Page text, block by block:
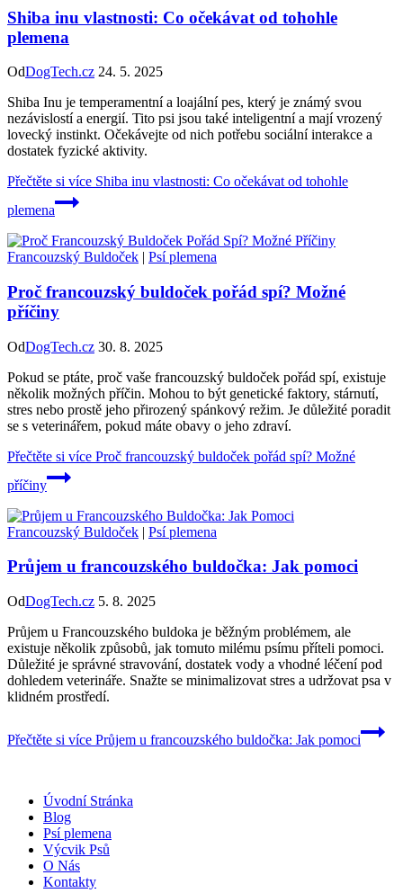
Shiba inu vlastnosti: Co očekávat od tohohle
plemena
OdDogTech.cz 24. 5. 2025
Shiba Inu je temperamentní a loajální pes, který je známý svou
nezávislostí a energií. Tito psi jsou také inteligentní a mají vrozený
lovecký instinkt. Očekávejte od nich potřebu sociální interakce a
dostatek fyzické aktivity.
Přečtěte si více Shiba inu vlastnosti: Co očekávat od tohohle
plemena
Francouzský Buldoček | Psí plemena
Proč francouzský buldoček pořád spí? Možné
příčiny
OdDogTech.cz 30. 8. 2025
Pokud se ptáte, proč vaše francouzský buldoček pořád spí, existuje
několik možných příčin. Mohou to být genetické faktory, stárnutí,
stres nebo prostě jeho přirozený spánkový režim. Je důležité poradit
se s veterinářem, pokud máte obavy o jeho zdraví.
Přečtěte si více Proč francouzský buldoček pořád spí? Možné
příčiny
Francouzský Buldoček | Psí plemena
Průjem u francouzského buldočka: Jak pomoci
OdDogTech.cz 5. 8. 2025
Průjem u Francouzského buldoka je běžným problémem, ale
existuje několik způsobů, jak tomuto milému psímu příteli pomoci.
Důležité je správné stravování, dostatek vody a vhodné léčení pod
dohledem veterináře. Snažte se minimalizovat stres a udržovat psa v
klidném prostředí.
Přečtěte si více Průjem u francouzského buldočka: Jak pomoci
Úvodní Stránka
Blog
Psí plemena
Výcvik Psů
O Nás
Kontakty